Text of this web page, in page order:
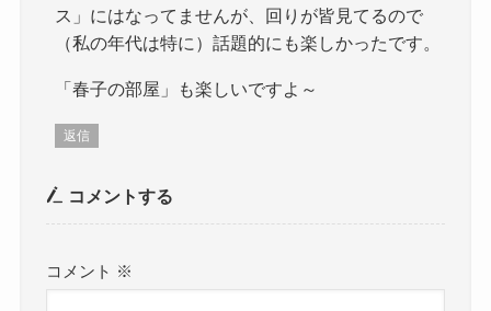
ス」にはなってませんが、回りが皆見てるので
（私の年代は特に）話題的にも楽しかったです。
「春子の部屋」も楽しいですよ～
返信
コメントする
コメント ※